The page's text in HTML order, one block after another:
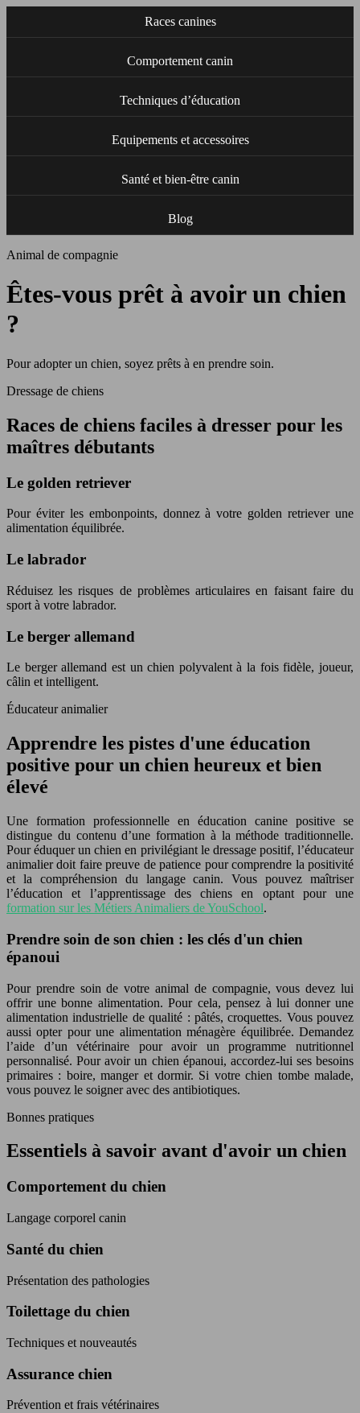
Races canines
Comportement canin
Techniques d’éducation
Equipements et accessoires
Santé et bien-être canin
Blog
Animal de compagnie
Êtes-vous prêt à avoir un chien
?
Pour adopter un chien, soyez prêts à en prendre soin.
Dressage de chiens
Races de chiens faciles à dresser pour les
maîtres débutants
Le golden retriever
Pour éviter les embonpoints, donnez à votre golden retriever une
alimentation équilibrée.
Le labrador
Réduisez les risques de problèmes articulaires en faisant faire du
sport à votre labrador.
Le berger allemand
Le berger allemand est un chien polyvalent à la fois fidèle, joueur,
câlin et intelligent.
Éducateur animalier
Apprendre les pistes d'une éducation
positive pour un chien heureux et bien
élevé
Une formation professionnelle en éducation canine positive se
distingue du contenu d’une formation à la méthode traditionnelle.
Pour éduquer un chien en privilégiant le dressage positif, l’éducateur
animalier doit faire preuve de patience pour comprendre la positivité
et la compréhension du langage canin. Vous pouvez maîtriser
l’éducation et l’apprentissage des chiens en optant pour une
formation sur les Métiers Animaliers de YouSchool.
Prendre soin de son chien : les clés d'un chien
épanoui
Pour prendre soin de votre animal de compagnie, vous devez lui
offrir une bonne alimentation. Pour cela, pensez à lui donner une
alimentation industrielle de qualité : pâtés, croquettes. Vous pouvez
aussi opter pour une alimentation ménagère équilibrée. Demandez
l’aide d’un vétérinaire pour avoir un programme nutritionnel
personnalisé. Pour avoir un chien épanoui, accordez-lui ses besoins
primaires : boire, manger et dormir. Si votre chien tombe malade,
vous pouvez le soigner avec des antibiotiques.
Bonnes pratiques
Essentiels à savoir avant d'avoir un chien
Comportement du chien
Langage corporel canin
Santé du chien
Présentation des pathologies
Toilettage du chien
Techniques et nouveautés
Assurance chien
Prévention et frais vétérinaires